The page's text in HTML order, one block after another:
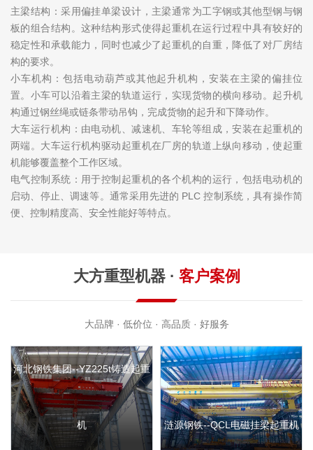
主梁结构：采用偏挂单梁设计，主梁通常为工字钢或其他型钢与钢
板的组合结构。这种结构形式使得起重机在运行过程中具有较好的
稳定性和承载能力，同时也减少了起重机的自重，降低了对厂房结
构的要求。
小车机构：包括电动葫芦或其他起升机构，安装在主梁的偏挂位
置。小车可以沿着主梁的轨道运行，实现货物的横向移动。起升机
构通过钢丝绳或链条带动吊钩，完成货物的起升和下降动作。
大车运行机构：由电动机、减速机、车轮等组成，安装在起重机的
两端。大车运行机构驱动起重机在厂房的轨道上纵向移动，使起重
机能够覆盖整个工作区域。
电气控制系统：用于控制起重机的各个机构的运行，包括电动机的
启动、停止、调速等。通常采用先进的 PLC 控制系统，具有操作简
便、控制精度高、安全性能好等特点。
大方重型机器 · 客户案例
大品牌 · 低价位 · 高品质 · 好服务
河北钢铁集团--YZ225t铸造起重
机 涟源钢铁--QCL电磁挂梁起重机